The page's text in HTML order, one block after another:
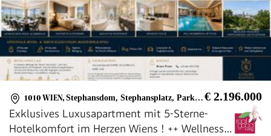
1010 WIEN, Stephansdom, Stephansplatz, Parkring, Stadtgarten € 2.196.000
Exklusives Luxusapartment mit 5-Sterne-
Hotelkomfort im Herzen Wiens ! ++ Wellness